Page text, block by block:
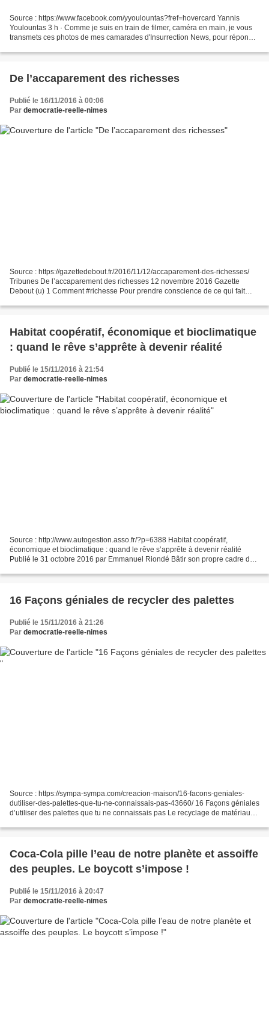
Source : https://www.facebook.com/yyoulountas?fref=hovercard Yannis
Youlountas 3 h · Comme je suis en train de filmer, caméra en main, je vous
transmets ces photos de mes camarades d'Insurrection News, pour répondre
De l’accaparement des richesses
Publié le 16/11/2016 à 00:06
Par democratie-reelle-nimes
Source : https://gazettedebout.fr/2016/11/12/accaparement-des-richesses/
Tribunes De l’accaparement des richesses 12 novembre 2016 Gazette
Debout (u) 1 Comment #richesse Pour prendre conscience de ce qui fait
Habitat coopératif, économique et bioclimatique
: quand le rêve s’apprête à devenir réalité
Publié le 15/11/2016 à 21:54
Par democratie-reelle-nimes
Source : http://www.autogestion.asso.fr/?p=6388 Habitat coopératif,
économique et bioclimatique : quand le rêve s’apprête à devenir réalité
Publié le 31 octobre 2016 par Emmanuel Riondé Bâtir son propre cadre de
16 Façons géniales de recycler des palettes
Publié le 15/11/2016 à 21:26
Par democratie-reelle-nimes
Source : https://sympa-sympa.com/creacion-maison/16-facons-geniales-
dutiliser-des-palettes-que-tu-ne-connaissais-pas-43660/ 16 Façons géniales
d’utiliser des palettes que tu ne connaissais pas Le recyclage de matériaux
Coca-Cola pille l’eau de notre planète et assoiffe
des peuples. Le boycott s’impose !
Publié le 15/11/2016 à 20:47
Par democratie-reelle-nimes